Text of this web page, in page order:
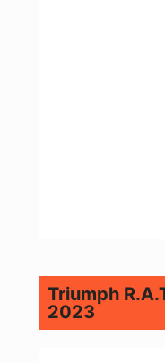
Triumph
2023